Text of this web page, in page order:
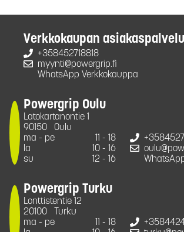
Verkkokaupan asiakaspalvelu
+358452718818
myynti@powergrip.fi
WhatsApp Verkkokauppa
Powergrip Oulu
Latokartanontie 1
90150
Oulu
ma - pe
11 - 18
la
10 - 16
su
12 - 16
Powergrip Turku
Lonttistentie 12
20100
Turku
ma - pe
11 - 18